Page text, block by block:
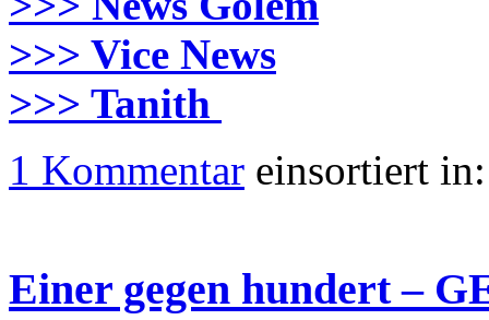
>>> Vice News
>>> Tanith
1 Kommentar einsortiert
Einer gegen hundert –